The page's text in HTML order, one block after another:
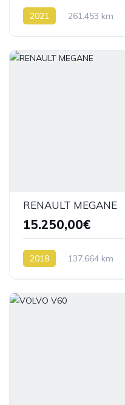
2021 261.453 km
RENAULT MEGANE
15.250,00€
2018 137.664 km